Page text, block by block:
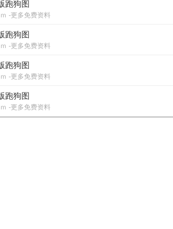
跑狗图
-更多免费资料
跑狗图
-更多免费资料
跑狗图
-更多免费资料
跑狗图
-更多免费资料